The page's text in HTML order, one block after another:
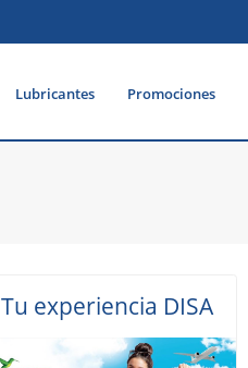
Lubricantes Promociones
Tu experiencia DISA